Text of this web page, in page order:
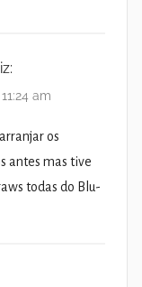
am
os
antes mas tive
todas do Blu-